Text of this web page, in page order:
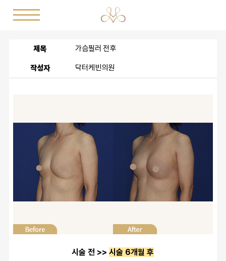
제목 가슴필러 전후
작성자 닥터케빈의원
시술 전 >> 시술 6개월 후